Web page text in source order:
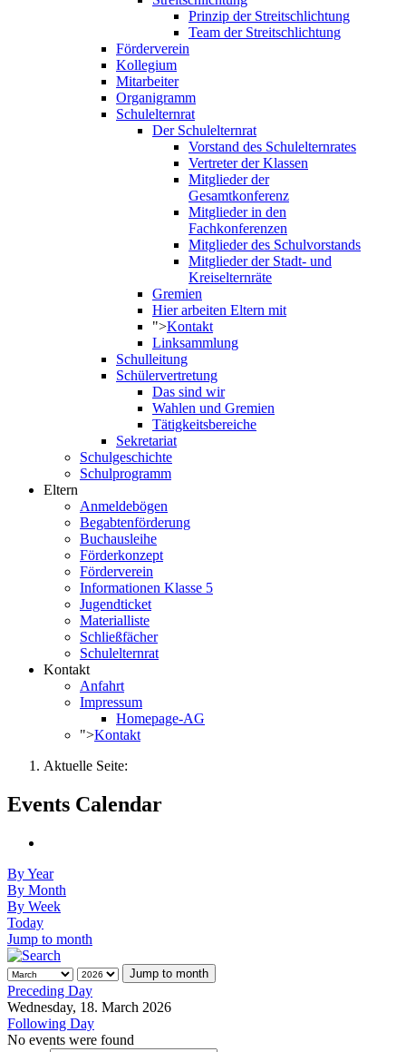
Prinzip der Streitschlichtung
Team der Streitschlichtung
Förderverein
Kollegium
Mitarbeiter
Organigramm
Schulelternrat
Der Schulelternrat
Vorstand des Schulelternrates
Vertreter der Klassen
Mitglieder der
Gesamtkonferenz
Mitglieder in den
Fachkonferenzen
Mitglieder des Schulvorstands
Mitglieder der Stadt- und
Kreiselternräte
Gremien
Hier arbeiten Eltern mit
">Kontakt
Linksammlung
Schulleitung
Schülervertretung
Das sind wir
Wahlen und Gremien
Tätigkeitsbereiche
Sekretariat
Schulgeschichte
Schulprogramm
Eltern
Anmeldebögen
Begabtenförderung
Buchausleihe
Förderkonzept
Förderverein
Informationen Klasse 5
Jugendticket
Materialliste
Schließfächer
Schulelternrat
Kontakt
Anfahrt
Impressum
Homepage-AG
">Kontakt
Aktuelle Seite:
Events Calendar
By Year
By Month
By Week
Today
Jump to month
Jump to month
Preceding Day
Wednesday, 18. March 2026
Following Day
No events were found